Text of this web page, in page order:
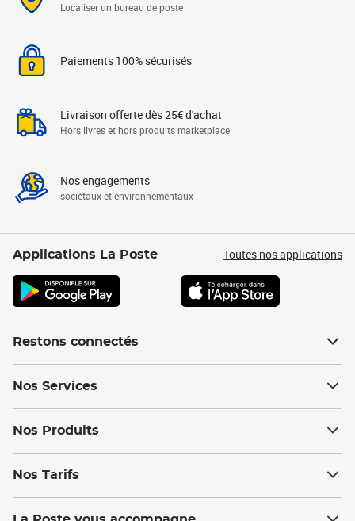
Localiser un bureau de poste
Paiements 100% sécurisés
Livraison offerte dès 25€ d'achat
Hors livres et hors produits marketplace
Nos engagements
sociétaux et environnementaux
Applications La Poste Toutes nos applications
Restons connectés
Nos Services
Nos Produits
Nos Tarifs